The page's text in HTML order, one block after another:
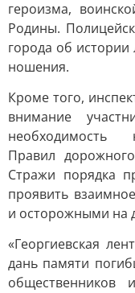
героизма,
Родины.
города об
ношения.
Кроме того,
внимание
необходимость
Правил
Стражи порядка
проявить
и осторожными на
«Георгиевская
дань памяти
общественников